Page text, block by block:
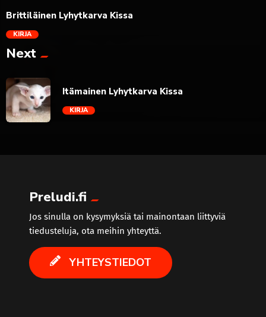
Brittiläinen Lyhytkarva Kissa
KIRJA
Next
Itämainen Lyhytkarva Kissa
KIRJA
Preludi.fi
Jos sinulla on kysymyksiä tai mainontaan liittyviä
tiedusteluja, ota meihin yhteyttä.
YHTEYSTIEDOT